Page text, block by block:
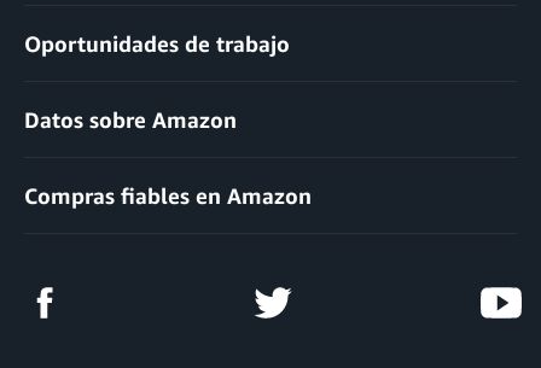
Oportunidades de trabajo
Datos sobre Amazon
Compras fiables en Amazon